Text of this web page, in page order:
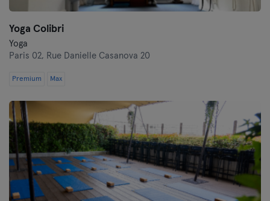
Yoga Colibri
Yoga
Paris 02, Rue Danielle Casanova 20
Premium Max